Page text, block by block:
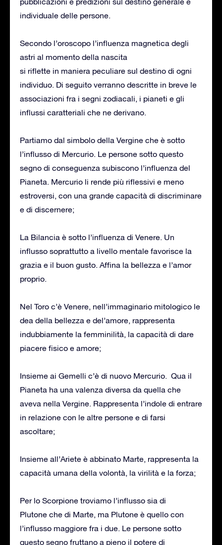
individuale delle persone.
Secondo l’oroscopo l’influenza magnetica degli
astri al momento della nascita
si riflette in maniera peculiare sul destino di ogni
individuo. Di seguito verranno descritte in breve le
associazioni fra i segni zodiacali, i pianeti e gli
influssi caratteriali che ne derivano.
Partiamo dal simbolo della Vergine che è sotto
l’influsso di Mercurio. Le persone sotto questo
segno di conseguenza subiscono l’influenza del
Pianeta. Mercurio li rende più riflessivi e meno
estroversi, con una grande capacità di discriminare
e di discernere;
La Bilancia è sotto l’influenza di Venere. Un
influsso soprattutto a livello mentale favorisce la
grazia e il buon gusto. Affina la bellezza e l’amor
proprio.
Nel Toro c’è Venere, nell’immaginario mitologico le
dea della bellezza e del’amore, rappresenta
indubbiamente la femminilità, la capacità di dare
piacere fisico e amore;
Insieme ai Gemelli c’è di nuovo Mercurio. Qua il
Pianeta ha una valenza diversa da quella che
aveva nella Vergine. Rappresenta l’indole di entrare
in relazione con le altre persone e di farsi
ascoltare;
Insieme all’Ariete è abbinato Marte, rappresenta la
capacità umana della volontà, la virilità e la forza;
Per lo Scorpione troviamo l’influsso sia di
Plutone che di Marte, ma Plutone è quello con
l’influsso maggiore fra i due. Le persone sotto
questo segno fruttano a pieno il potere di